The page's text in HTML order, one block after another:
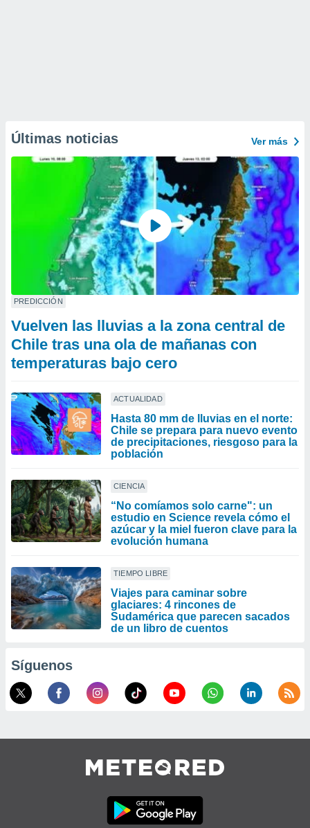
Últimas noticias Ver más
PREDICCIÓN
Vuelven las lluvias a la zona central de
Chile tras una ola de mañanas con
temperaturas bajo cero
ACTUALIDAD
Hasta 80 mm de lluvias en el norte:
Chile se prepara para nuevo evento
de precipitaciones, riesgoso para la
población
CIENCIA
“No comíamos solo carne": un
estudio en Science revela cómo el
azúcar y la miel fueron clave para la
evolución humana
TIEMPO LIBRE
Viajes para caminar sobre
glaciares: 4 rincones de
Sudamérica que parecen sacados
de un libro de cuentos
Síguenos